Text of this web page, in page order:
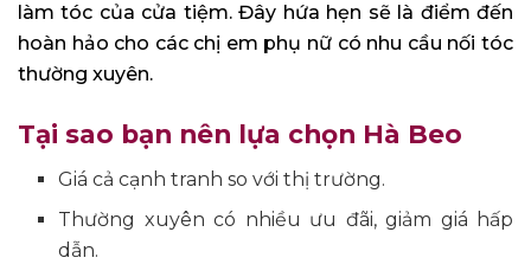
làm tóc của cửa tiệm. Đây hứa hẹn sẽ là điểm đến
hoàn hảo cho các chị em phụ nữ có nhu cầu nối tóc
thường xuyên.
Tại sao bạn nên lựa chọn Hà Beo
Giá cả cạnh tranh so với thị trường.
Thường xuyên có nhiều ưu đãi, giảm giá hấp
dẫn.